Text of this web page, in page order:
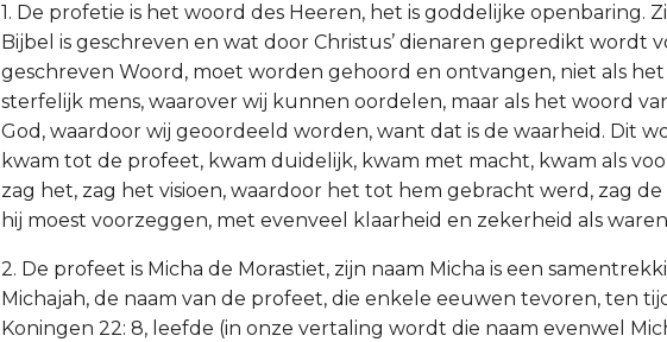
1. De profetie is het woord des Heeren, het is goddelijke openbaring.
Bijbel is geschreven en wat door Christus’ dienaren gepredikt wordt
geschreven Woord, moet worden gehoord en ontvangen, niet als
sterfelijk mens, waarover wij kunnen oordelen, maar als het woord
God, waardoor wij geoordeeld worden, want dat is de waarheid. Dit
kwam tot de profeet, kwam duidelijk, kwam met macht, kwam als
zag het, zag het visioen, waardoor het tot hem gebracht werd, zag
hij moest voorzeggen, met evenveel klaarheid en zekerheid als
2. De profeet is Micha de Morastiet, zijn naam Micha is een
Michajah, de naam van de profeet, die enkele eeuwen tevoren, ten
Koningen 22: 8, leefde (in onze vertaling wordt die naam evenwel